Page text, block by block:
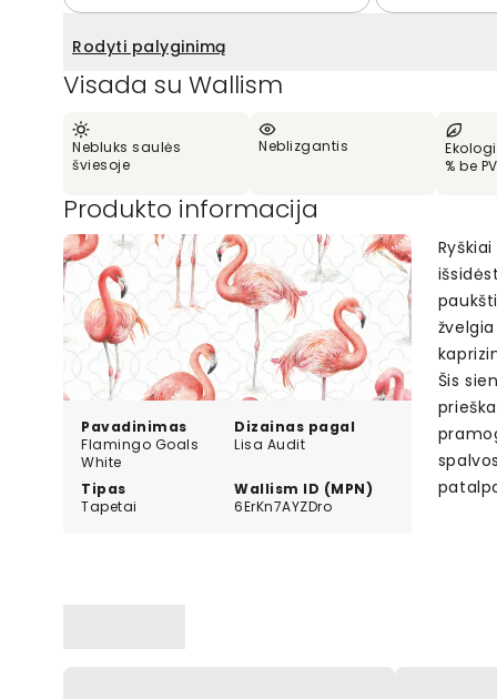
Rodyti palyginimą
Visada su Wallism
Nebluks saulės
šviesoje
Neblizgantis
% be
Produkto informacija
Pavadinimas
Flamingo Goals
White
Dizainas pagal
Lisa Audit
Tipas
Tapetai
Wallism ID (MPN)
6ErKn7AYZDro
Šis